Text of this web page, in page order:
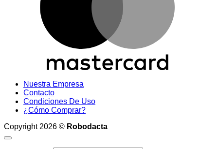
Nuestra Empresa
Contacto
Condiciones De Uso
¿Cómo Comprar?
Copyright 2026 © Robodacta